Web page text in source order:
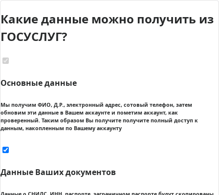
Какие данные можно получить из
ГОСУСЛУГ?
Основные данные
Мы получим ФИО, Д.Р., электронный адрес, сотовый телефон, затем
обновим эти данные в Вашем аккаунте и пометим аккаунт, как
проверенный. Таким образом Вы получите получите полный доступ к
данным, накопленным по Вашему аккаунту
Данные Ваших документов